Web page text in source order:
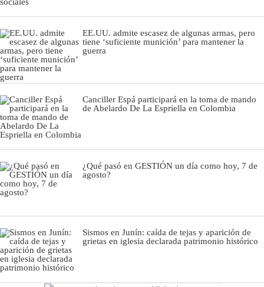
EE.UU. admite escasez de algunas armas, pero
tiene ‘suficiente munición’ para mantener la
guerra
Canciller Espá participará en la toma de mando
de Abelardo De La Espriella en Colombia
¿Qué pasó en GESTIÓN un día como hoy, 7 de
agosto?
Sismos en Junín: caída de tejas y aparición de
grietas en iglesia declarada patrimonio histórico